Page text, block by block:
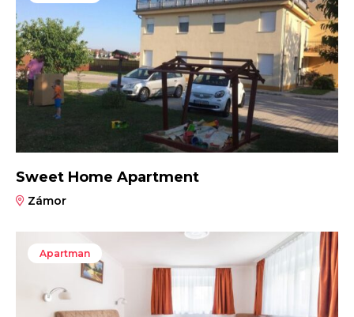
Sweet Home Apartment
Zámor
Apartman